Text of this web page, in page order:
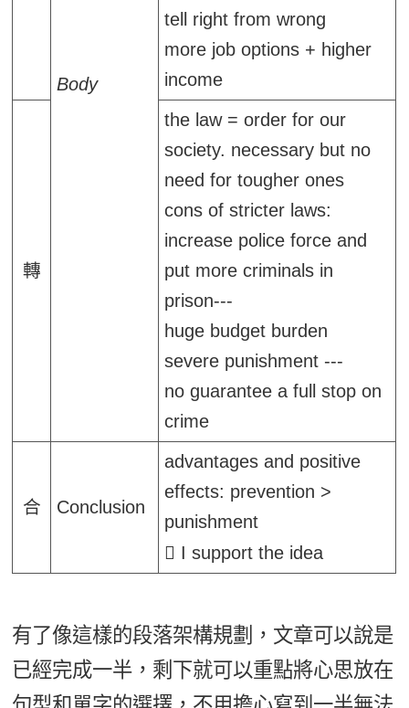
Body
tell right from wrong
more job options + higher
income
轉
the law = order for our
society. necessary but no
need for tougher ones
cons of stricter laws:
increase police force and
put more criminals in
prison---
huge budget burden
severe punishment ---
no guarantee a full stop on
crime
合 Conclusion
advantages and positive
effects: prevention >
punishment
I support the idea
有了像這樣的段落架構規劃，文章可以說是
已經完成一半，剩下就可以重點將心思放在